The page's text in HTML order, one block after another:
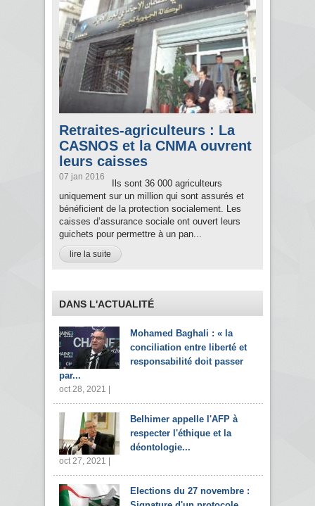
Retraites-agriculteurs : La
CASNOS et la CNMA ouvrent
leurs caisses
07 jan 2016
Ils sont 36 000 agriculteurs
uniquement sur un million qui sont assurés et
bénéficient de la protection socialement. Les
caisses d’assurance sociale ont ouvert leurs
guichets pour permettre à un pan...
lire la suite
DANS L'ACTUALITÉ
Mohamed Baghali : « la
conciliation entre liberté et
responsabilité doit passer
par...
oct 28, 2021 |
Belhimer appelle l'AFP à
respecter l'éthique et la
déontologie...
oct 27, 2021 |
Elections du 27 novembre :